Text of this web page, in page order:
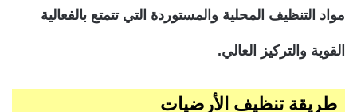
مواد التنظيف المحلية والمستوردة التي تتمتع بالفعالية
القوية والتركيز العالي.
طريقة تنظيف الأرضيات